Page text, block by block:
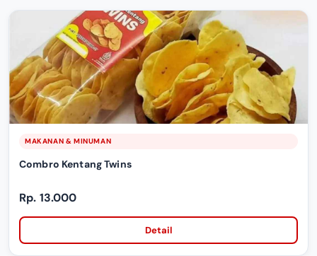
MAKANAN & MINUMAN
Combro Kentang Twins
Rp. 13.000
Detail